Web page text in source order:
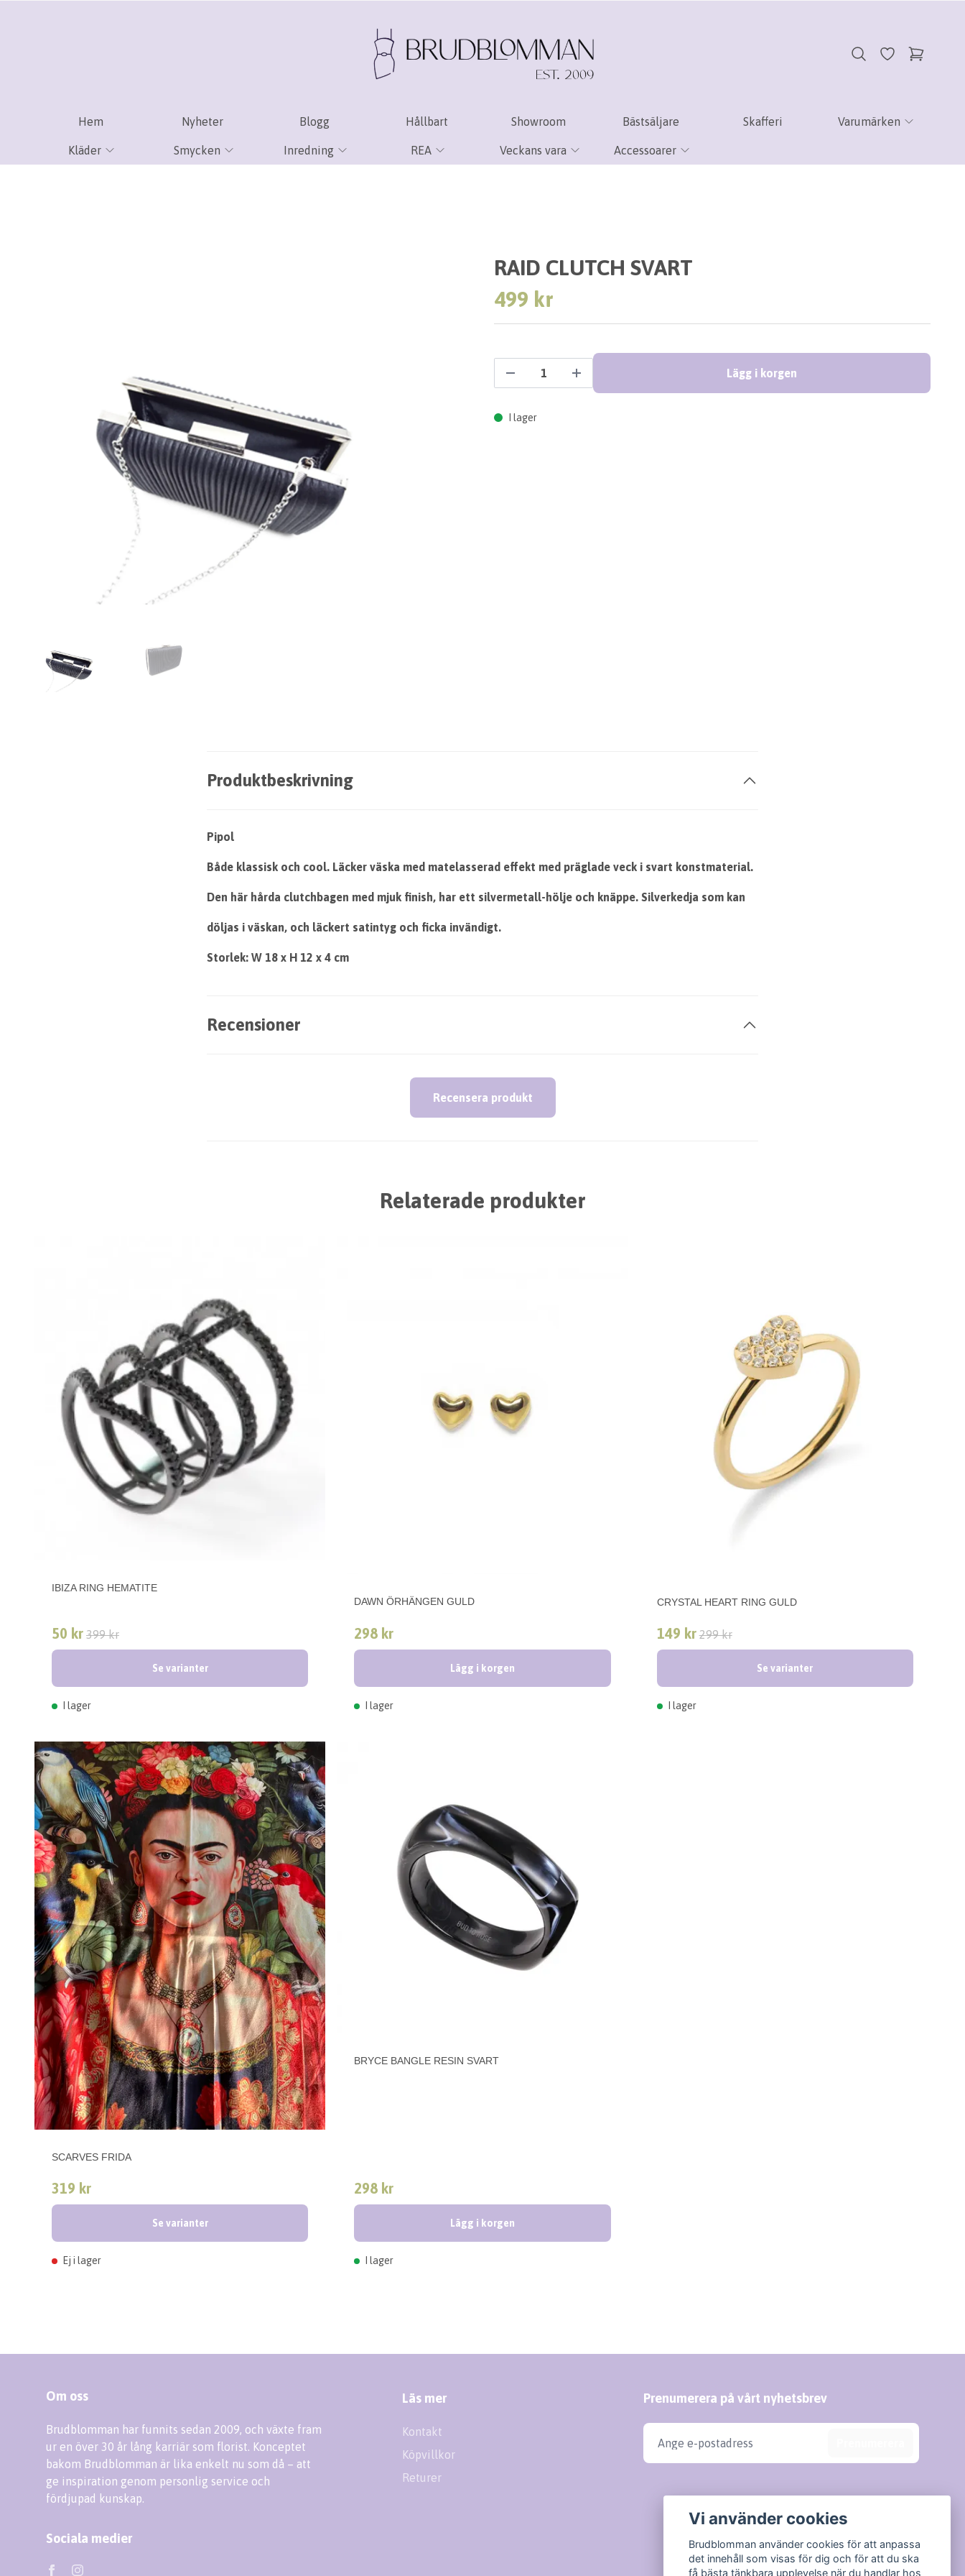
Hem Nyheter Blogg Hållbart Showroom Bästsäljare Skafferi Varumärken
Kläder Smycken Inredning REA Veckans vara Accessoarer
RAID CLUTCH SVART
499 kr
Lägg i korgen
I lager
Produktbeskrivning
Pipol
Både klassisk och cool. Läcker väska med matelasserad effekt med präglade veck i svart konstmaterial.
Den här hårda clutchbagen med mjuk finish, har ett silvermetall-hölje och knäppe. Silverkedja som kan
döljas i väskan, och läckert satintyg och ficka invändigt.
Storlek: W 18 x H 12 x 4 cm
Recensioner
Recensera produkt
Relaterade produkter
IBIZA RING HEMATITE
50 kr 399 kr
Se varianter
I lager
DAWN ÖRHÄNGEN GULD
298 kr
Lägg i korgen
I lager
CRYSTAL HEART RING GULD
149 kr 299 kr
Se varianter
I lager
SCARVES FRIDA
319 kr
Se varianter
Ej i lager
BRYCE BANGLE RESIN SVART
298 kr
Lägg i korgen
I lager
Om oss
Brudblomman har funnits sedan 2009, och växte fram
ur en över 30 år lång karriär som florist. Konceptet
bakom Brudblomman är lika enkelt nu som då – att
ge inspiration genom personlig service och
fördjupad kunskap.
Sociala medier
Läs mer
Kontakt
Köpvillkor
Returer
Prenumerera på vårt nyhetsbrev
Vi använder cookies
Brudblomman använder cookies för att anpassa
det innehåll som visas för dig och för att du ska
få bästa tänkbara upplevelse när du handlar hos